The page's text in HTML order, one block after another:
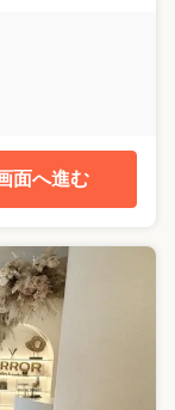
面へ進む